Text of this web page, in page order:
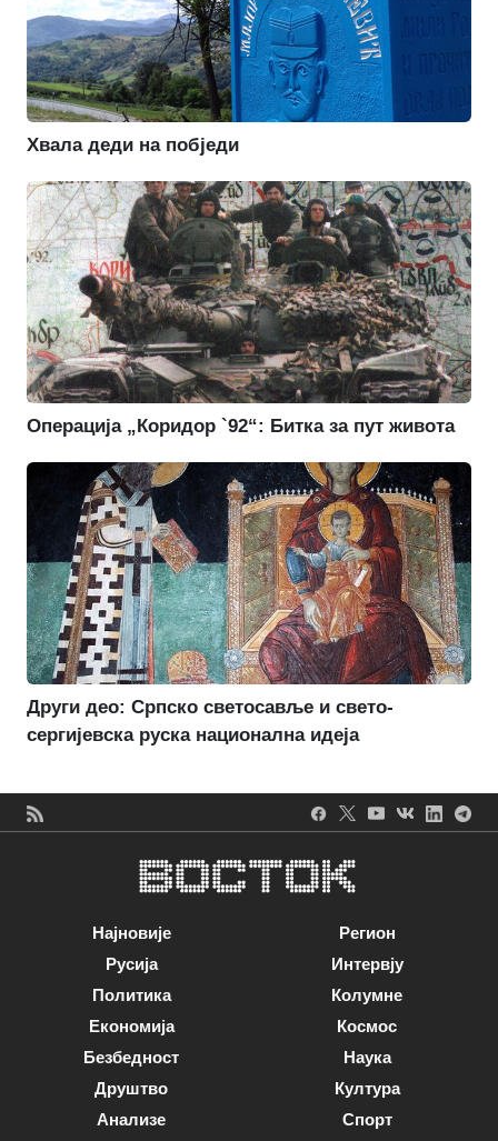
Хвала деди на побједи
Операција „Коридор `92“: Битка за пут живота
Други део: Српско светосавље и свето-
сергијевска руска национална идеја
Најновије
Русија
Политика
Економија
Безбедност
Друштво
Анализе
Регион
Интервју
Колумне
Космос
Наука
Култура
Спорт